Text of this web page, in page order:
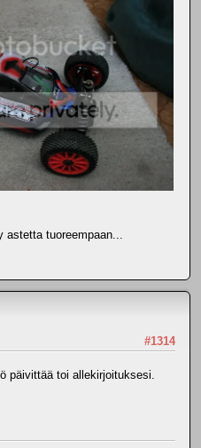
tuoreempaan...
#1314
päivittää toi allekirjoituksesi.